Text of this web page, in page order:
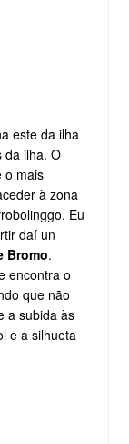
este da ilha
da ilha. O
o mais
à zona
Eu
daí un
Bromo.
encontra o
que não
a subida às
e a silhueta